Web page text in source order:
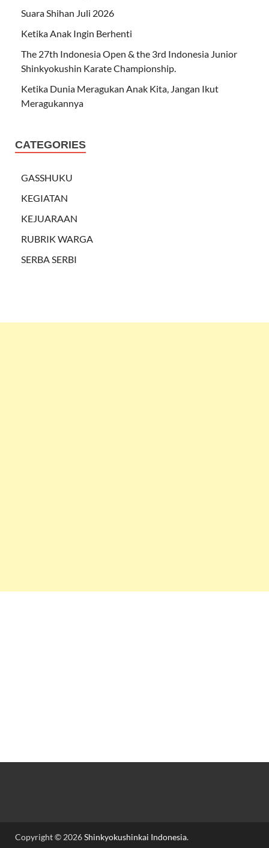
Suara Shihan Juli 2026
Ketika Anak Ingin Berhenti
The 27th Indonesia Open & the 3rd Indonesia Junior
Shinkyokushin Karate Championship.
Ketika Dunia Meragukan Anak Kita, Jangan Ikut
Meragukannya
CATEGORIES
GASSHUKU
KEGIATAN
KEJUARAAN
RUBRIK WARGA
SERBA SERBI
Copyright © 2026Shinkyokushinkai Indonesia.